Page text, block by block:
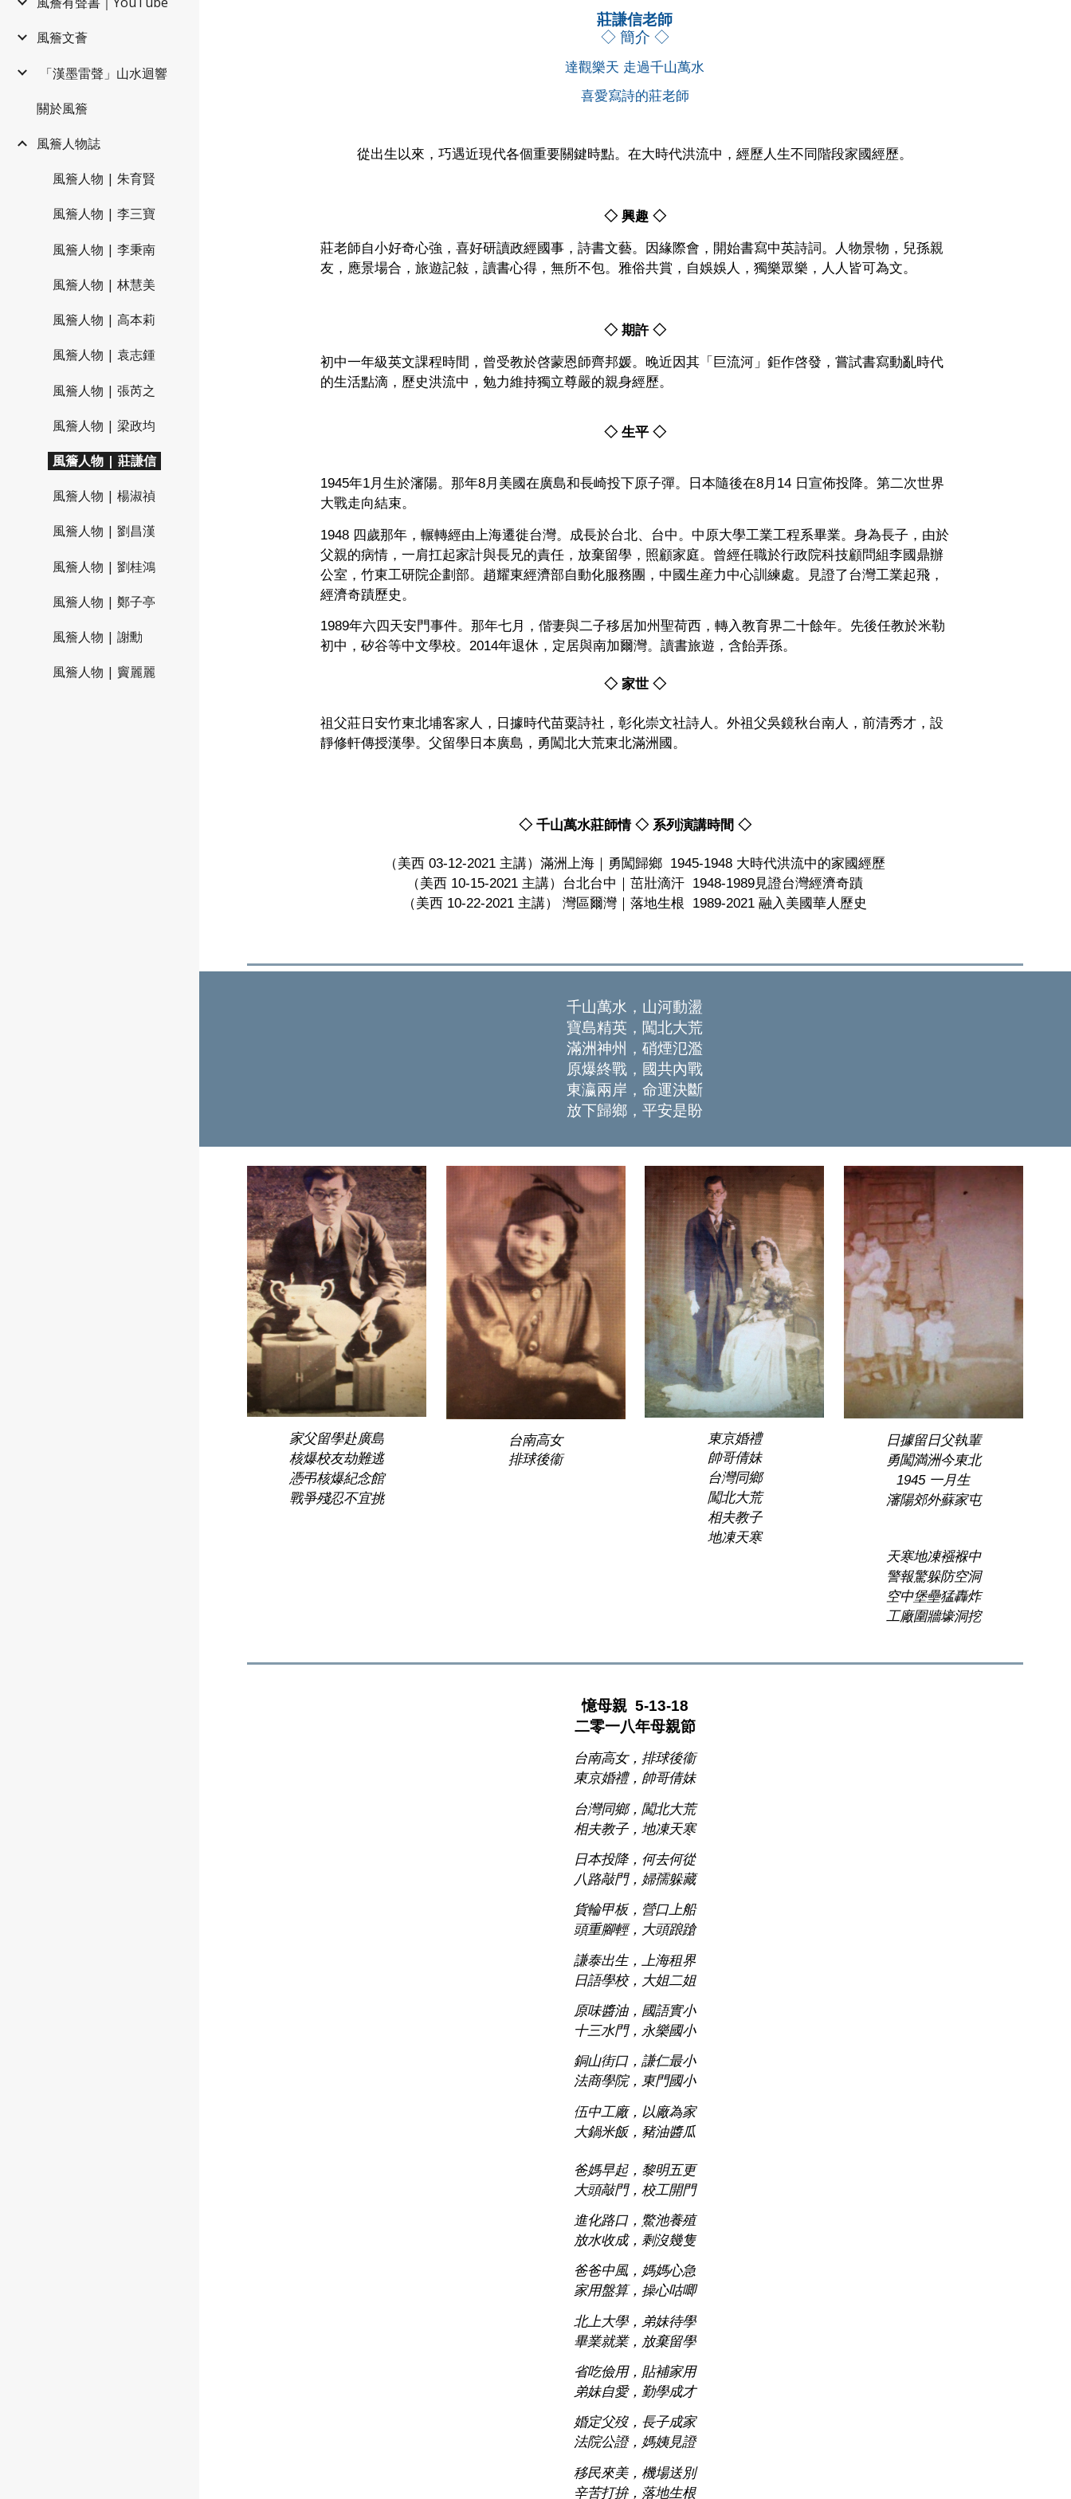
風簷文薈
️ 「漢墨雷聲」山水迴響
關於風簷
風簷人物誌
風簷人物 | 朱育賢
風簷人物 | 李三寶
風簷人物 | 李秉南
風簷人物 | 林慧美
風簷人物 | 高本莉
風簷人物 | 袁志鍾
風簷人物 | 張芮之
風簷人物 | 梁政均
風簷人物 | 莊謙信
風簷人物 | 楊淑禎
風簷人物 | 劉昌漢
風簷人物 | 劉桂鴻
風簷人物 | 鄭子亭
風簷人物 | 謝勳
風簷人物 | 竇麗麗
莊謙信老師
◇ 簡介 ◇
達觀樂天 走過千山萬水
喜愛寫詩的莊老師
從出生以來，巧遇近現代各個重要關鍵時點。在大時代洪流中，經歷人生不同階段家國經歷。
◇ 興趣 ◇
莊老師自小好奇心強，喜好研讀政經國事，詩書文藝。因緣際會，開始書寫中英詩詞。人物景物，兒孫親
友，應景場合，旅遊記敍，讀書心得，無所不包。雅俗共賞，自娛娛人，獨樂眾樂，人人皆可為文。
◇ 期許 ◇
初中一年級英文課程時間，曾受教於啓蒙恩師齊邦媛。晚近因其「巨流河」鉅作啓發，嘗試書寫動亂時代
的生活點滴，歷史洪流中，勉力維持獨立尊嚴的親身經歷。
◇ 生平 ◇
1945年1月生於瀋陽。那年8月美國在廣島和長崎投下原子彈。日本隨後在8月14 日宣佈投降。第二次世界
大戰走向結束。
1948 四歲那年，輾轉經由上海遷徙台灣。成長於台北、台中。中原大學工業工程系畢業。身為長子，由於
父親的病情，一肩扛起家計與長兄的責任，放棄留學，照顧家庭。曾經任職於行政院科技顧問組李國鼎辦
公室，竹東工研院企劃部。趙耀東經濟部自動化服務團，中國生産力中心訓練處。見證了台灣工業起飛，
經濟奇蹟歷史。
1989年六四天安門事件。那年七月，偕妻與二子移居加州聖荷西，轉入教育界二十餘年。先後任教於米勒
初中，矽谷等中文學校。2014年退休，定居與南加爾灣。讀書旅遊，含飴弄孫。
◇ 家世 ◇
祖父莊日安竹東北埔客家人，日據時代苗粟詩社，彰化崇文社詩人。外祖父吳鏡秋台南人，前清秀才，設
靜修軒傳授漢學。父留學日本廣島，勇闖北大荒東北滿洲國。
◇ 千山萬水莊師情 ◇ 系列演講時間 ◇
（美西 03-12-2021 主講）滿洲上海｜勇闖歸鄉  1945-1948 大時代洪流中的家國經歷
（美西 10-15-2021 主講）台北台中｜茁壯滴汗  1948-1989見證台灣經濟奇蹟
（美西 10-22-2021 主講） 灣區爾灣｜落地生根  1989-2021 融入美國華人歷史
千山萬水，山河動盪
寶島精英，闖北大荒
滿洲神州，硝煙氾濫
原爆終戰，國共內戰
東瀛兩岸，命運決斷
放下歸鄉，平安是盼
家父留學赴廣島
核爆校友劫難逃
憑弔核爆紀念館
戰爭殘忍不宜挑
台南高女
排球後衞
東京婚禮
帥哥倩妹
台灣同鄉
闖北大荒
相夫教子
地凍天寒
日據留日父執輩
勇闖満洲今東北
1945 一月生
瀋陽郊外蘇家屯
天寒地凍襁褓中
警報驚躲防空洞
空中堡壘猛轟炸
工廠圍牆壕洞挖
憶母親  5-13-18
二零一八年母親節
台南高女，排球後衞
東京婚禮，帥哥倩妹
台灣同鄉，闖北大荒
相夫教子，地凍天寒
日本投降，何去何從
八路敲門，婦孺躲藏
貨輪甲板，營口上船
頭重腳輕，大頭踉蹌
謙泰出生，上海租界
日語學校，大姐二姐
原味醬油，國語實小
十三水門，永樂國小
銅山街口，謙仁最小
法商學院，東門國小
伍中工廠，以廠為家
大鍋米飯，豬油醬瓜
爸媽早起，黎明五更
大頭敲門，校工開門
進化路口，鱉池養殖
放水收成，剩沒幾隻
爸爸中風，媽媽心急
家用盤算，操心咕唧
北上大學，弟妹待學
畢業就業，放棄留學
省吃儉用，貼補家用
弟妹自愛，勤學成才
婚定父歿，長子成家
法院公證，媽姨見證
移民來美，機場送別
辛苦打拚，落地生根